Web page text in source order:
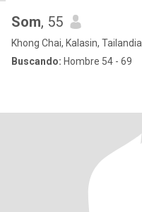
Som, 55
Khong Chai, Kalasin, Tailandia
Buscando: Hombre 54 - 69